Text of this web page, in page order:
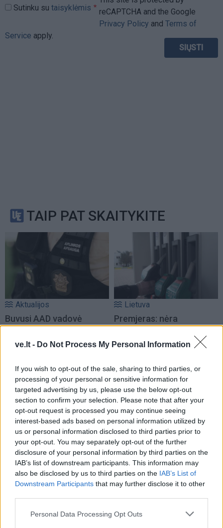
ve.lt - Do Not Process My Personal Information
If you wish to opt-out of the sale, sharing to third parties, or
processing of your personal or sensitive information for
targeted advertising by us, please use the below opt-out
section to confirm your selection. Please note that after your
opt-out request is processed you may continue seeing
interest-based ads based on personal information utilized by
us or personal information disclosed to third parties prior to
your opt-out. You may separately opt-out of the further
disclosure of your personal information by third parties on the
IAB’s list of downstream participants. This information may
also be disclosed by us to third parties on the IAB’s List of
Downstream Participants that may further disclose it to other
Personal Data Processing Opt Outs
Sutinku su taisyklėmis
reCAPTCHA and the Google
Privacy Policy and Terms of
Service apply.
TAIP PAT SKAITYKITE
Aktualijos
Buvusi AAD vadovė
tikrinusiam pavaldiniui
atlyginimo
Lietuva
Premjeras: nėra
mažinti dyzelino akcizą –
už litrą
(2)
Lietuva
Mindaugas Sinkevičius
ramina visuomenę dėl
galimų Rusijos planų:
piliečiams nereikėtų
papildomai baimintis
Aktualijos
Prokuratūra atnaujino
nutrauktą tyrimą dėl per
LSDP tarybos posėdį
rasto slapta įrašinėjančio
įrenginio